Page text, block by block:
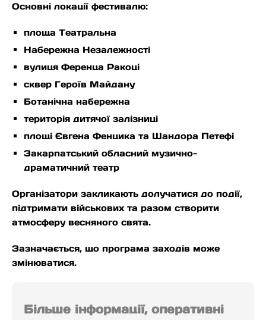
Основні локації фестивалю:
площа Театральна
Набережна Незалежності
вулиця Ференца Ракоці
сквер Героїв Майдану
Ботанічна набережна
територія дитячої залізниці
площі Євгена Фенцика та Шандора Петефі
Закарпатський обласний музично-
драматичний театр
Організатори закликають долучатися до події,
підтримати військових та разом створити
атмосферу весняного свята.
Зазначається, що програма заходів може
змінюватися.
Більше інформації, оперативні